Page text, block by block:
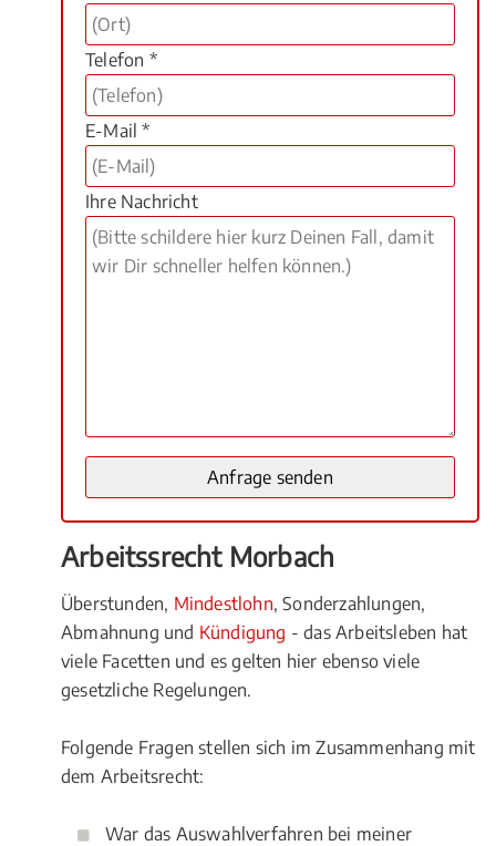
Telefon *
E-Mail *
Ihre Nachricht
Arbeitssrecht Morbach
Überstunden, Mindestlohn, Sonderzahlungen,
Abmahnung und Kündigung - das Arbeitsleben hat
viele Facetten und es gelten hier ebenso viele
gesetzliche Regelungen.
Folgende Fragen stellen sich im Zusammenhang mit
dem Arbeitsrecht:
War das Auswahlverfahren bei meiner